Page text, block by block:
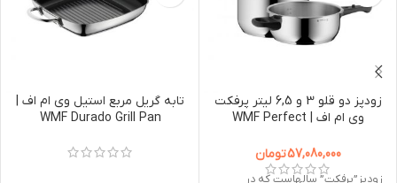
زودپز دو قلو 3 و 6,5 لیتر پرفکت
وی ام اف | WMF Perfect
57,080,000تومان
زودپز”پرفکت” سالهاست که در
تابه گریل مربع استیل وی ام اف |
WMF Durado Grill Pan